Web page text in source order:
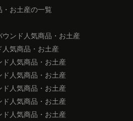
お土産の一覧
ンド人気商品・お土産
気商品・お土産
ド人気商品・お土産
人気商品・お土産
人気商品・お土産
人気商品・お土産
人気商品・お土産